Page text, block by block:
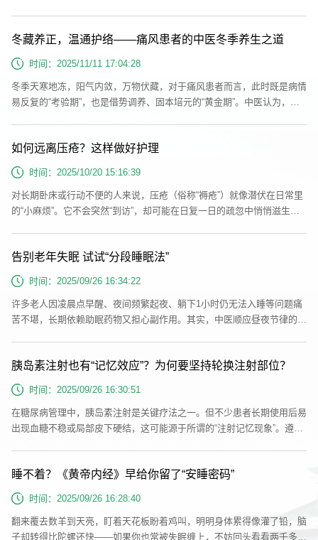
奄包，恰似冬日里的“移动暖阳”，以草木之性温通经络，以热力之效驱散
寒邪，藏着千年传承的冬日养生密码。热奄包的由来热奄包的由来，最早
可追溯至...
冬藏养正，温通护络——痛风患者的中医冬季养生之道
时间：2025/11/11 17:04:28
冬季天寒地冻，阳气内敛，万物伏藏，对于痛风患者而言，此时既是病情
易反复的“考验期”，也是借势调养、固本培元的“黄金期”。中医认为，痛
祛湿为核心，方能安然过冬，减少复发。冬季养生，首重“温阳避寒”寒为
阴邪，易伤阳气，而阳气是人体运化水湿、疏通经络的根本。痛风患者应
格外注...
如何远离压疮？这样做好护理
时间：2025/10/20 15:16:39
对长期卧床或行动不便的人来说，压疮（俗称“褥疮”）就像潜伏在日常里
的“小麻烦”。它不会突然“到访”，却可能在日复一日的疏忽中悄悄滋生，
勺、肩胛骨，侧躺时的胯骨、脚踝，坐着时的臀部，这些部位的血液就像
被“堵”住了，没法给皮肤和皮下组织输送营养、带走废物。时间一长，皮
肤就会...
告别老年失眠 试试“分段睡眠法”
时间：2025/09/26 16:34:22
许多老人因凌晨点早醒、夜间频繁起夜、躺下1小时仍无法入睡等问题痛
苦不堪，长期依赖助眠药物又担心副作用。其实，中医顺应昼夜节律的养
“气血不足、阴阳失衡、神失所养”所致。老年人睡眠障碍常见原因有三
种：首先，随着年龄增长，褪黑素分泌减少，夜间神经兴奋度难以下降，
致使入睡困难；...
胰岛素注射也有“记忆效应”？为何要坚持轮换注射部位？
时间：2025/09/26 16:30:51
在糖尿病管理中，胰岛素注射是关键疗法之一。但不少患者长期使用后易
出现血糖不稳或局部皮下硬结，这可能源于所谓的“注射记忆现象”。遵循
“记忆现象”，并不是真正的记忆，而是因长期重复在同一位置注射，导致
皮下产生纤维化硬块或脂肪堆积。这些组织如同“屏障”，会延缓并干扰胰
岛素...
睡不着？《黄帝内经》早给你留了“安睡密码”
时间：2025/09/26 16:28:40
翻来覆去数羊到天亮，盯着天花板盼着鸡叫，明明身体累得像灌了铅，脑
子却转得比陀螺还快——如果你也常被失眠缠上，不妨回头看看两千多年